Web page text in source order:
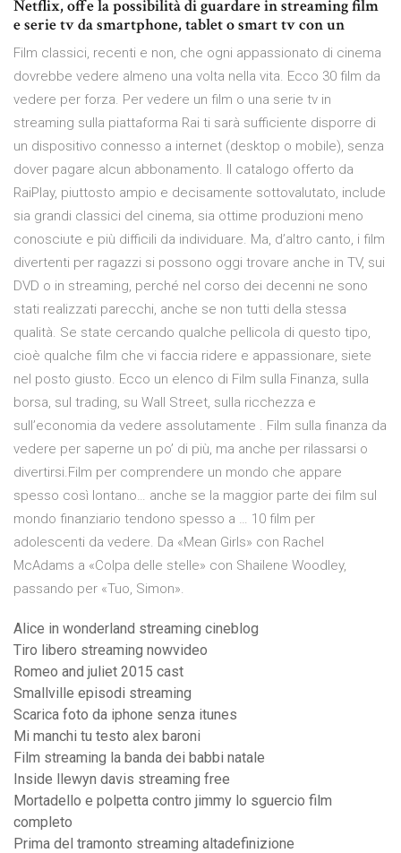
Netflix, offe la possibilità di guardare in streaming film
e serie tv da smartphone, tablet o smart tv con un
Film classici, recenti e non, che ogni appassionato di cinema
dovrebbe vedere almeno una volta nella vita. Ecco 30 film da
vedere per forza. Per vedere un film o una serie tv in
streaming sulla piattaforma Rai ti sarà sufficiente disporre di
un dispositivo connesso a internet (desktop o mobile), senza
dover pagare alcun abbonamento. Il catalogo offerto da
RaiPlay, piuttosto ampio e decisamente sottovalutato, include
sia grandi classici del cinema, sia ottime produzioni meno
conosciute e più difficili da individuare. Ma, d’altro canto, i film
divertenti per ragazzi si possono oggi trovare anche in TV, sui
DVD o in streaming, perché nel corso dei decenni ne sono
stati realizzati parecchi, anche se non tutti della stessa
qualità. Se state cercando qualche pellicola di questo tipo,
cioè qualche film che vi faccia ridere e appassionare, siete
nel posto giusto. Ecco un elenco di Film sulla Finanza, sulla
borsa, sul trading, su Wall Street, sulla ricchezza e
sull’economia da vedere assolutamente . Film sulla finanza da
vedere per saperne un po’ di più, ma anche per rilassarsi o
divertirsi.Film per comprendere un mondo che appare
spesso così lontano… anche se la maggior parte dei film sul
mondo finanziario tendono spesso a … 10 film per
adolescenti da vedere. Da «Mean Girls» con Rachel
McAdams a «Colpa delle stelle» con Shailene Woodley,
passando per «Tuo, Simon».
Alice in wonderland streaming cineblog
Tiro libero streaming nowvideo
Romeo and juliet 2015 cast
Smallville episodi streaming
Scarica foto da iphone senza itunes
Mi manchi tu testo alex baroni
Film streaming la banda dei babbi natale
Inside llewyn davis streaming free
Mortadello e polpetta contro jimmy lo sguercio film
completo
Prima del tramonto streaming altadefinizione